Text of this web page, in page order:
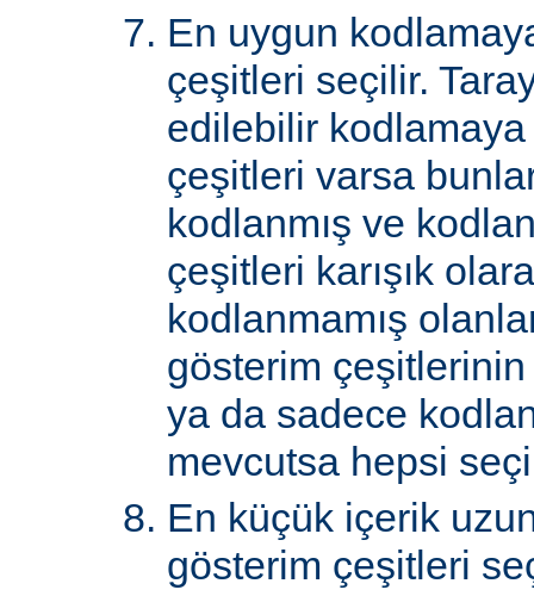
En uygun
çeşitleri seçilir.
edilebilir
çeşitleri varsa
kodlanmış ve
çeşitleri karışık
kodlanmamış
gösterim
ya da sadece
mevcutsa hepsi
En küçük içerik
gösterim çeşitleri